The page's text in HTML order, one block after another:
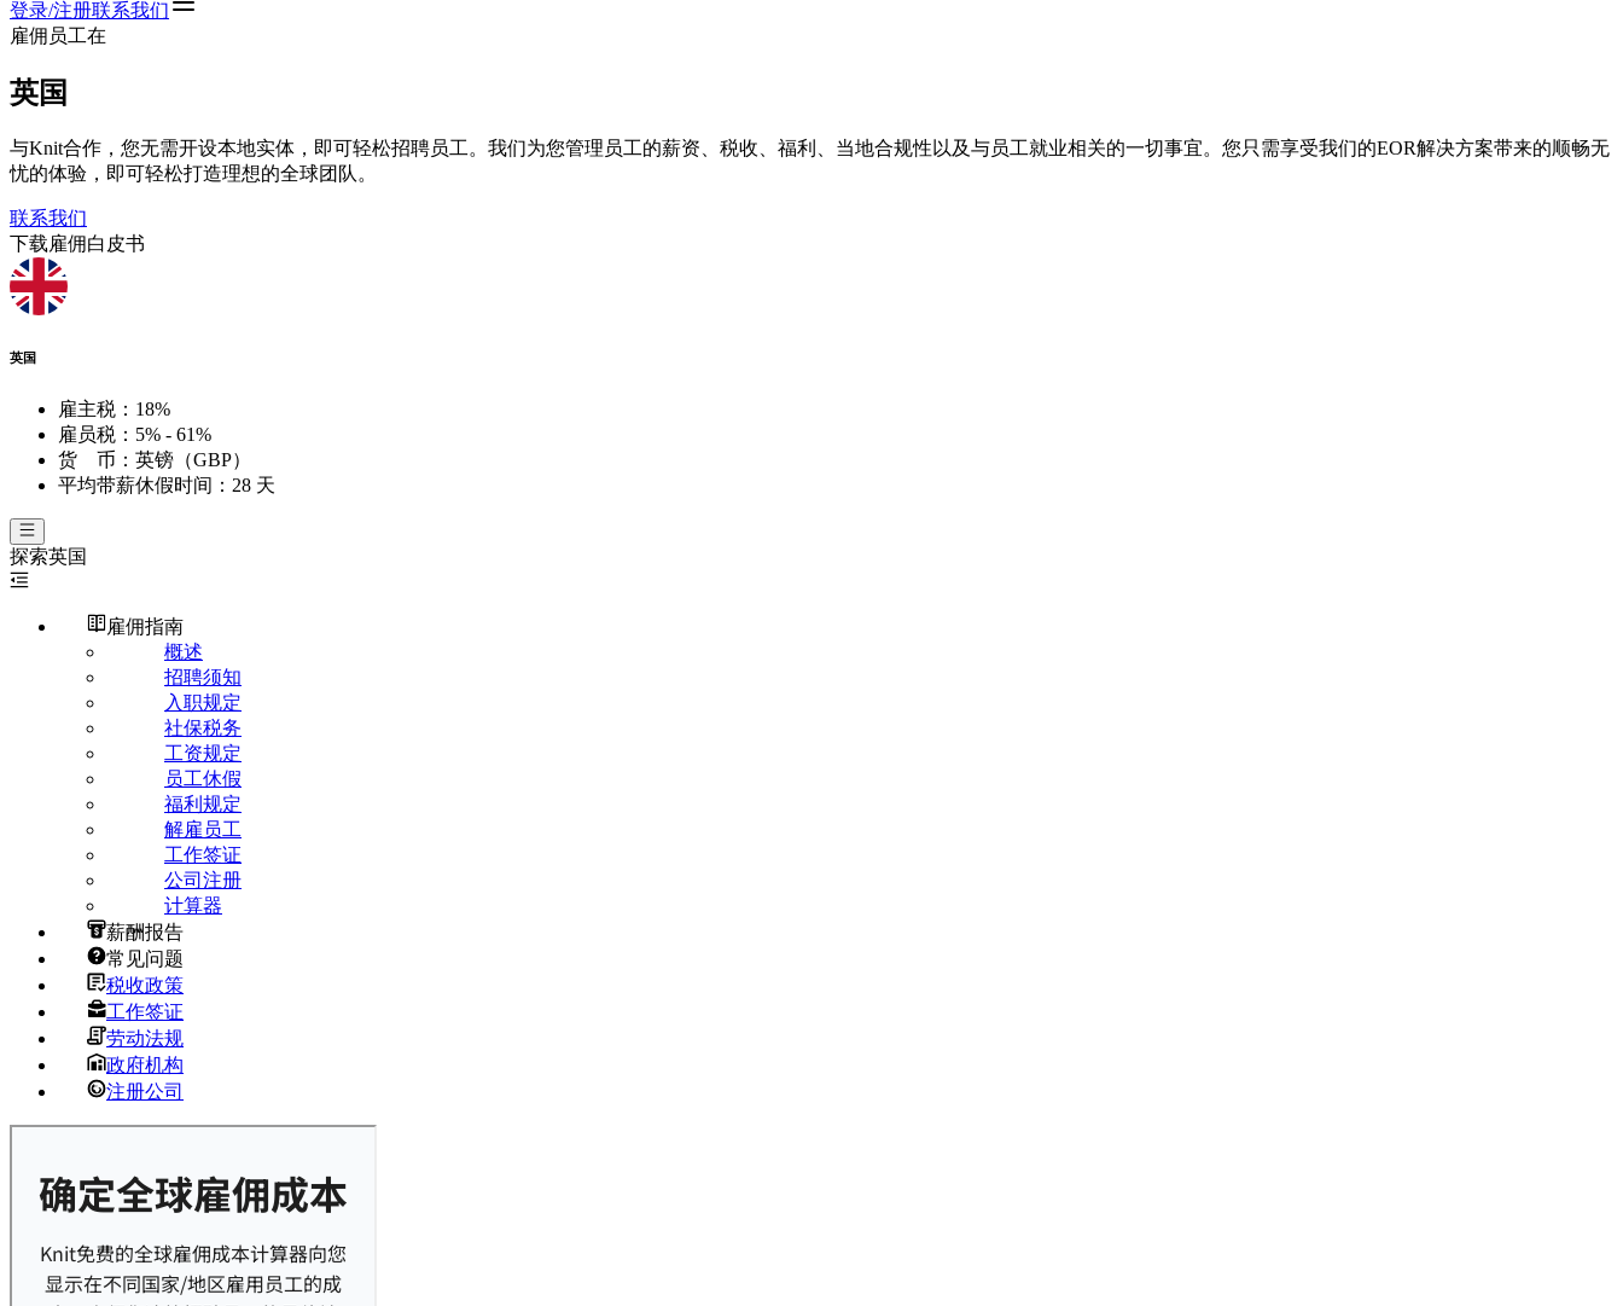
登录/注册联系我们
雇佣员工在
英国
与Knit合作，您无需开设本地实体，即可轻松招聘员工。我们为您管理员工的薪资、税收、福利、当地合规性以及与员工就业相关的一切事宜。您只需享受我们的EOR解决方案带来的顺畅无
忧的体验，即可轻松打造理想的全球团队。
联系我们
下载雇佣白皮书
英国
雇主税： 18%
雇员税： 5% - 61%
货 币： 英镑（GBP）
平均带薪休假时间： 28 天
探索英国
雇佣指南
概述
招聘须知
入职规定
社保税务
工资规定
员工休假
福利规定
解雇员工
工作签证
公司注册
计算器
薪酬报告
常见问题
税收政策
工作签证
劳动法规
政府机构
注册公司